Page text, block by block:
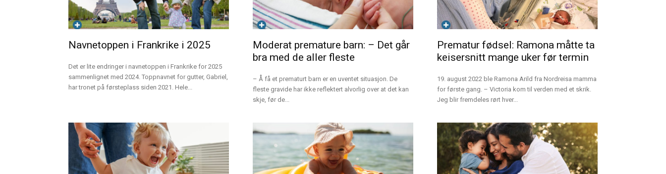
Navnetoppen i Frankrike i 2025
Det er lite endringer i navnetoppen i Frankrike for 2025
sammenlignet med 2024. Toppnavnet for gutter, Gabriel,
har tronet på førsteplass siden 2021. Hele...
Moderat premature barn: – Det går
bra med de aller fleste
– Å få et prematurt barn er en uventet situasjon. De
fleste gravide har ikke reflektert alvorlig over at det kan
skje, før de...
Prematur fødsel: Ramona måtte ta
keisersnitt mange uker før termin
19. august 2022 ble Ramona Arild fra Nordreisa mamma
for første gang. – Victoria kom til verden med et skrik.
Jeg blir fremdeles rørt hver...